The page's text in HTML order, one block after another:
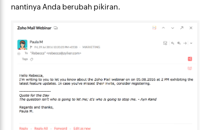
nantinya Anda berubah pikiran.